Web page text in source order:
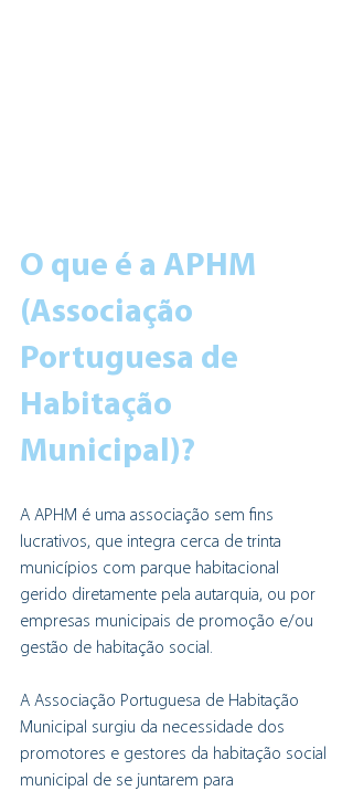
O que é a APHM
(Associação
Portuguesa de
Habitação
Municipal)?
A APHM é uma associação sem fins
lucrativos, que integra cerca de trinta
municípios com parque habitacional
gerido diretamente pela autarquia, ou por
empresas municipais de promoção e/ou
gestão de habitação social.
A Associação Portuguesa de Habitação
Municipal surgiu da necessidade dos
promotores e gestores da habitação social
municipal de se juntarem para